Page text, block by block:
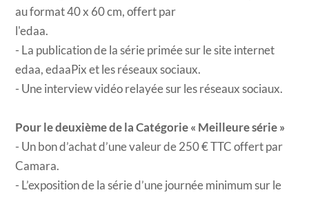
au format 40 x 60 cm, offert par
l'edaa.
- La publication de la série primée sur le site internet
edaa, edaaPix et les réseaux sociaux.
- Une interview vidéo relayée sur les réseaux sociaux.
Pour le deuxième de la Catégorie « Meilleure série »
- Un bon d’achat d’une valeur de 250 € TTC offert par
Camara.
- L’exposition de la série d’une journée minimum sur le